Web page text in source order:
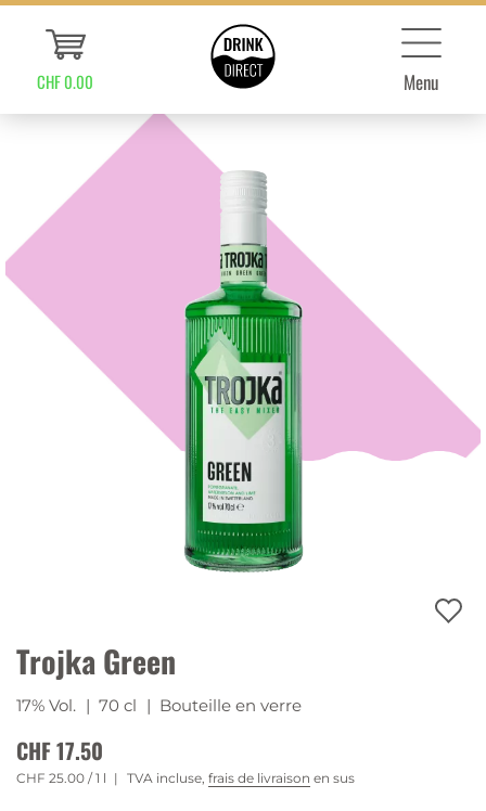
CHF 0.00 Menu
Trojka Green
17% Vol. | 70 cl | Bouteille en verre
CHF 17.50
CHF 25.00 / 1 l TVA incluse, frais de livraison en sus